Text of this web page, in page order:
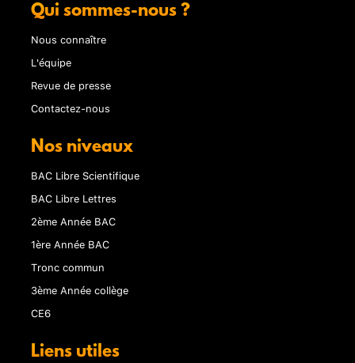
Qui sommes-nous ?
Nous connaître
L'équipe
Revue de presse
Contactez-nous
Nos niveaux
BAC Libre Scientifique
BAC Libre Lettres
2ème Année BAC
1ère Année BAC
Tronc commun
3ème Année collège
CE6
Liens utiles